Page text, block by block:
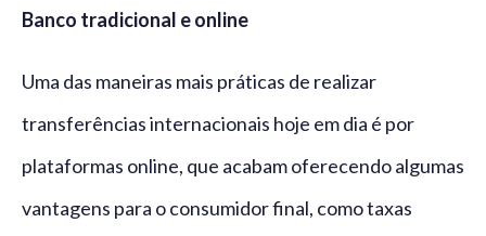
Banco tradicional e online
Uma das maneiras mais práticas de realizar
transferências internacionais hoje em dia é por
plataformas online, que acabam oferecendo algumas
vantagens para o consumidor final, como taxas